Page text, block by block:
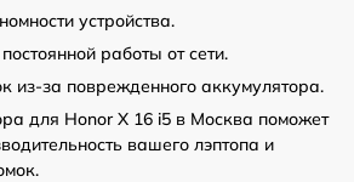
устройства.
работы от сети.
из-за поврежденного аккумулятора.
для Honor X 16 i5 в Москва поможет
вашего лэптопа и